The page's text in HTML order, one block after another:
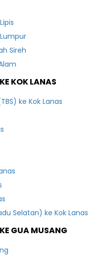
Sireh
KOK LANAS
ke Kok Lanas
Selatan) ke Kok Lanas
GUA MUSANG